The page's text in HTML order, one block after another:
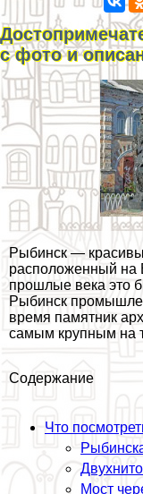
с фото и
Рыбинск —
расположенный на
прошлые века это
Рыбинск
время памятник
самым крупным на
Содержание
Что
Мост